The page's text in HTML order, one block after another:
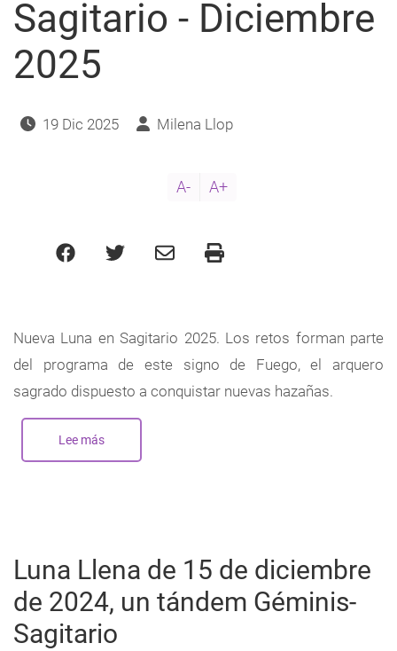
Sagitario - Diciembre
2025
19 Dic 2025 Milena Llop
A- A+
Nueva Luna en Sagitario 2025. Los retos forman parte
del programa de este signo de Fuego, el arquero
sagrado dispuesto a conquistar nuevas hazañas.
Lee mássobre
Luna
Luna Llena de 15 de diciembre
de 2024, un tándem Géminis-
Sagitario